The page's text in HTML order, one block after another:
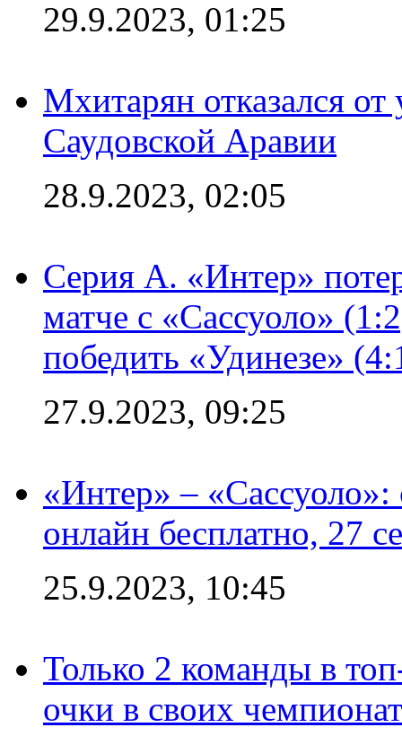
29.9.2023, 01:25
Мхитарян отказался от
Саудовской Аравии
28.9.2023, 02:05
Серия А. «Интер»
матче с «Сассуоло»
победить «Удинезе»
27.9.2023, 09:25
«Интер» –
онлайн бесплатно, 27
25.9.2023, 10:45
Только 2 команды в
очки в своих